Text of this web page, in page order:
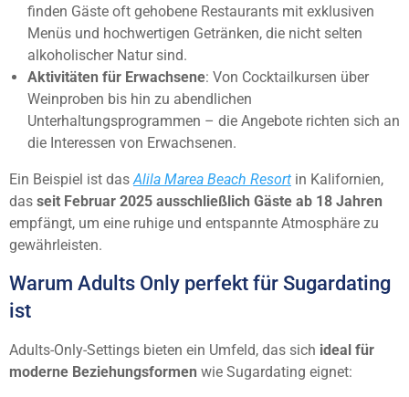
finden Gäste oft gehobene Restaurants mit exklusiven
Menüs und hochwertigen Getränken, die nicht selten
alkoholischer Natur sind.
Aktivitäten für Erwachsene: Von Cocktailkursen über
Weinproben bis hin zu abendlichen
Unterhaltungsprogrammen – die Angebote richten sich an
die Interessen von Erwachsenen.
Ein Beispiel ist dasAlila Marea Beach Resort in Kalifornien,
das seit Februar 2025 ausschließlich Gäste ab 18 Jahren
empfängt, um eine ruhige und entspannte Atmosphäre zu
gewährleisten.
Warum Adults Only perfekt für Sugardating
ist
Adults-Only-Settings bieten ein Umfeld, das sich ideal für
moderne Beziehungsformen wie Sugardating eignet: